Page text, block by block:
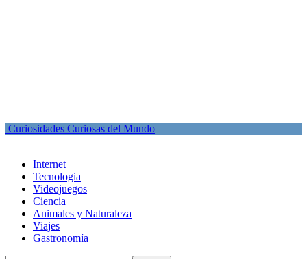
Curiosidades Curiosas del Mundo
Internet
Tecnologia
Videojuegos
Ciencia
Animales y Naturaleza
Viajes
Gastronomía